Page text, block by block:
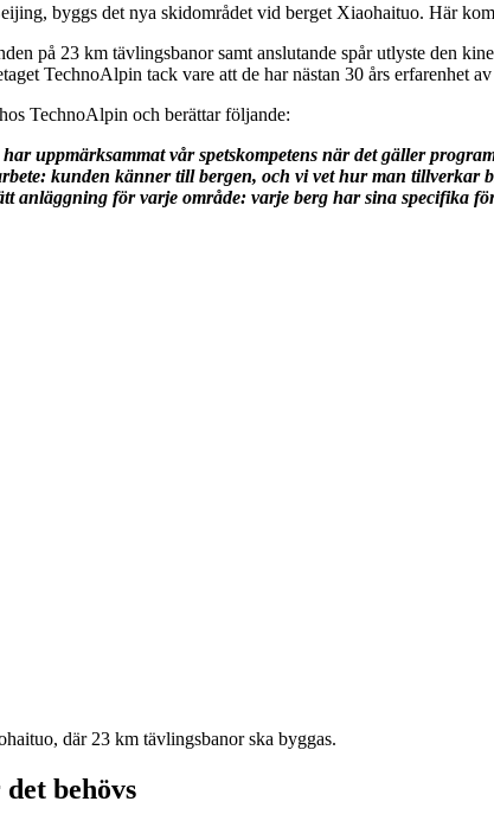
byggs det nya skidområdet vid berget Xiaohaituo. Här
på 23 km tävlingsbanor samt anslutande spår utlyste den
TechnoAlpin tack vare att de har nästan 30 års erfarenhet
TechnoAlpin och berättar följande:
uppmärksammat vår spetskompetens när det gäller
kunden känner till bergen, och vi vet hur man tillverkar
anläggning för varje område: varje berg har sina specifika
där 23 km tävlingsbanor ska byggas.
behövs